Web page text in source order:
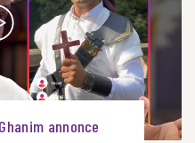
annonce